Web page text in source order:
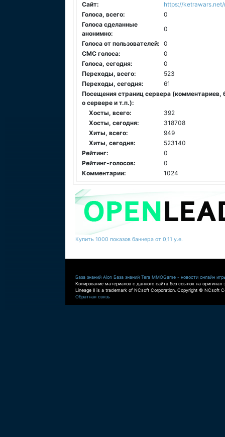
Сайт:
https://
Голоса, всего:
0
Голоса сделанные
анонимно:
0
Голоса от пользователей: 0
СМС голоса:
0
Голоса, сегодня:
0
Переходы, всего:
523
Переходы, сегодня:
61
Посещения страниц сервера (комментариев,
о сервере и т.п.):
Хосты, всего:
392
Хосты, сегодня:
318708
Хиты, всего:
949
Хиты, сегодня:
523140
Рейтинг:
0
Рейтинг-голосов:
0
Комментарии:
1024
Купить 1000 показов баннера от 0,11 у.е.
База знаний Aion База знаний Tera MMOGame - новости онлайн
Копирование материалов с данного сайта без ссылок на оригинал
Lineage II is a trademark of NCsoft Corporation. Copyright © NCsoft
Обратная связь